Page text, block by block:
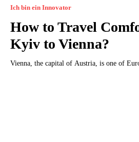
Ich bin ein Innovator
How to Travel
Kyiv to Vienna?
Vienna, the capital of Austria, is one of